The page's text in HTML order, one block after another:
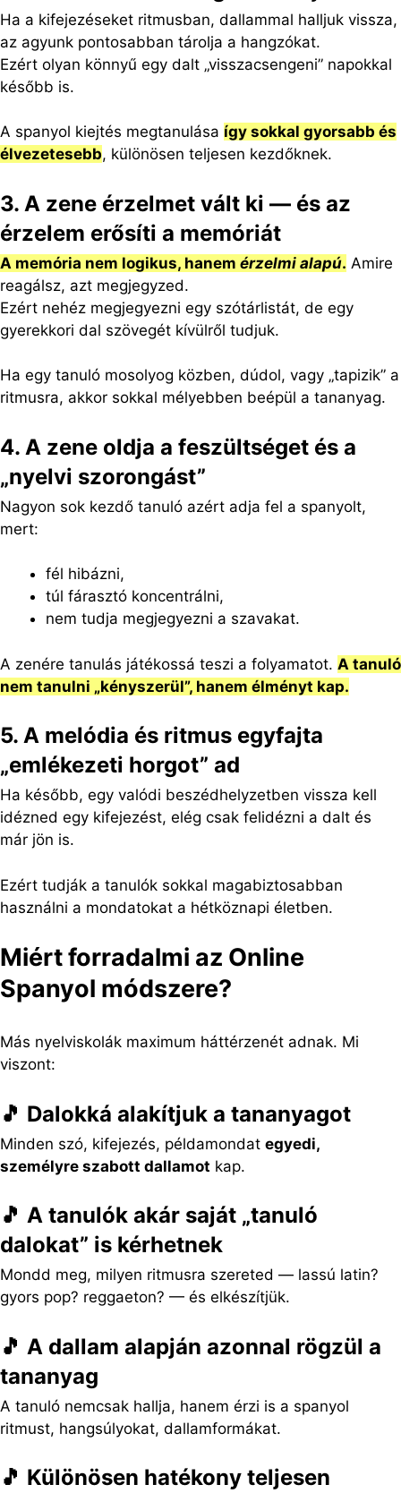
Ha a kifejezéseket ritmusban, dallammal halljuk vissza,
az agyunk pontosabban tárolja a hangzókat.
Ezért olyan könnyű egy dalt „visszacsengeni” napokkal
később is.
A spanyol kiejtés megtanulása így sokkal gyorsabb és
élvezetesebb, különösen teljesen kezdőknek.
3. A zene érzelmet vált ki — és az
érzelem erősíti a memóriát
A memória nem logikus, hanem érzelmi alapú. Amire
reagálsz, azt megjegyzed.
Ezért nehéz megjegyezni egy szótárlistát, de egy
gyerekkori dal szövegét kívülről tudjuk.
Ha egy tanuló mosolyog közben, dúdol, vagy „tapizik” a
ritmusra, akkor sokkal mélyebben beépül a tananyag.
4. A zene oldja a feszültséget és a
„nyelvi szorongást”
Nagyon sok kezdő tanuló azért adja fel a spanyolt,
mert:
fél hibázni,
túl fárasztó koncentrálni,
nem tudja megjegyezni a szavakat.
A zenére tanulás játékossá teszi a folyamatot. A tanuló
nem tanulni „kényszerül”, hanem élményt kap.
5. A melódia és ritmus egyfajta
„emlékezeti horgot” ad
Ha később, egy valódi beszédhelyzetben vissza kell
idézned egy kifejezést, elég csak felidézni a dalt és
már jön is.
Ezért tudják a tanulók sokkal magabiztosabban
használni a mondatokat a hétköznapi életben.
Miért forradalmi az Online
Spanyol módszere?
Más nyelviskolák maximum háttérzenét adnak. Mi
viszont:
🎵 Dalokká alakítjuk a tananyagot
Minden szó, kifejezés, példamondat egyedi,
személyre szabott dallamot kap.
🎵 A tanulók akár saját „tanuló
dalokat” is kérhetnek
Mondd meg, milyen ritmusra szereted — lassú latin?
gyors pop? reggaeton? — és elkészítjük.
🎵 A dallam alapján azonnal rögzül a
tananyag
A tanuló nemcsak hallja, hanem érzi is a spanyol
ritmust, hangsúlyokat, dallamformákat.
🎵 Különösen hatékony teljesen